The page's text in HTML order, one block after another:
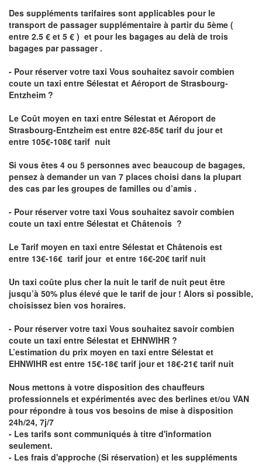
Des suppléments tarifaires sont applicables pour le
transport de passager supplémentaire à partir du 5ème (
entre 2.5 € et 5 € ) et pour les bagages au delà de trois
bagages par passager .
- Pour réserver votre taxi Vous souhaitez savoircombien
coute un taxi entre Sélestat et Aéroport de Strasbourg-
Entzheim ?
Le Coût moyen en taxi entre Sélestat et Aéroport de
Strasbourg-Entzheim est entre 82€-85€ tarif du jour et
entre 105€-108€ tarif nuit
Si vous êtes 4 ou 5 personnes avec beaucoup de bagages,
pensez à demander un van 7 places choisi dans la plupart
des cas par les groupes de familles ou d’amis .
- Pour réserver votre taxi Vous souhaitez savoircombien
coute un taxi entre Sélestat et Châtenois ?
Le Tarif moyen en taxi entre Sélestat et Châtenois est
entre 13€-16€ tarif jour et entre 16€-20€ tarif nuit
Un taxi coûte plus cher la nuit le tarif de nuit peut être
jusqu’à 50% plus élevé que le tarif de jour ! Alors si possible,
choisissez bien vos horaires.
- Pour réserver votre taxi Vous souhaitez savoircombien
coute un taxi entre Sélestat et EHNWIHR ?
L’estimation du prix moyen en taxi entre Sélestat et
EHNWIHR est entre 15€-18€ tarif jour et 18€-21€ tarif nuit
Nous mettons à votre disposition des chauffeurs
professionnels et expérimentés avec des berlines et/ou VAN
pour répondre à tous vos besoins de mise à disposition
24h/24, 7j/7
- Les tarifs sont communiqués à titre d'information
seulement.
- Les frais d'approche (Si réservation) et les suppléments